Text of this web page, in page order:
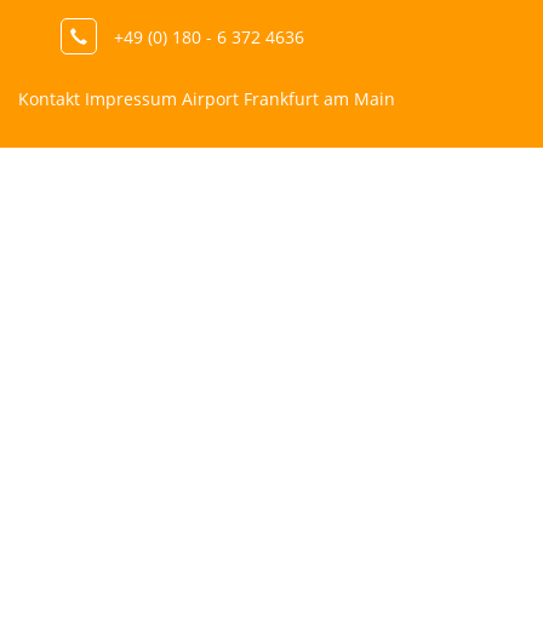
+49 (0) 180 - 6 372 4636
Kontakt Impressum Airport Frankfurt am Main